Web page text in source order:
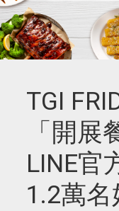
TGI
「開展
LINE官
1.2萬名